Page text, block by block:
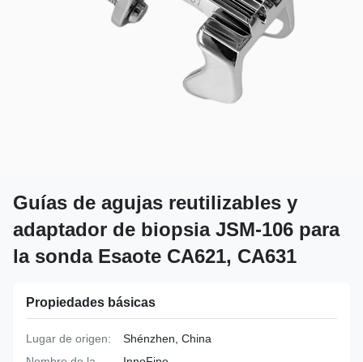
Guías de agujas reutilizables y
adaptador de biopsia JSM-106 para
la sonda Esaote CA621, CA631
Propiedades básicas
Lugar de origen:
Shénzhen, China